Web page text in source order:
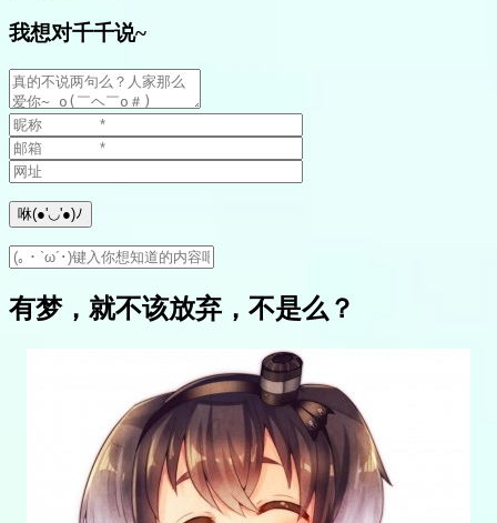
我想对千千说~
有梦，就不该放弃，不是么？